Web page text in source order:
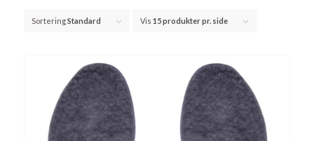
SorteringStandard Vis 15 produkter pr. side